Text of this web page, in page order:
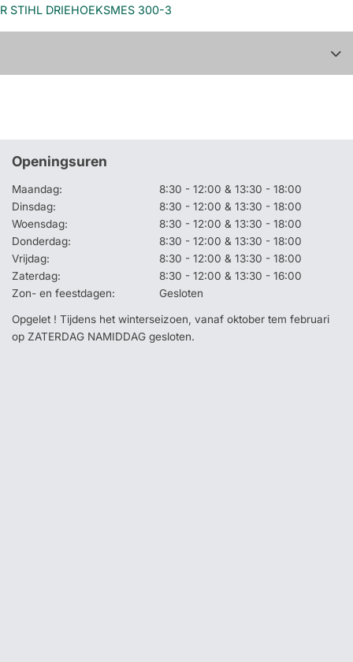
STIHL DRIEHOEKSMES 300-3
Openingsuren
Maandag:
8:30 - 12:00 & 13:30 - 18:00
Dinsdag:
8:30 - 12:00 & 13:30 - 18:00
Woensdag:
8:30 - 12:00 & 13:30 - 18:00
Donderdag:
8:30 - 12:00 & 13:30 - 18:00
Vrijdag:
8:30 - 12:00 & 13:30 - 18:00
Zaterdag:
8:30 - 12:00 & 13:30 - 16:00
Zon- en feestdagen:
Gesloten
Opgelet ! Tijdens het winterseizoen, vanaf oktober tem februari
op ZATERDAG NAMIDDAG gesloten.